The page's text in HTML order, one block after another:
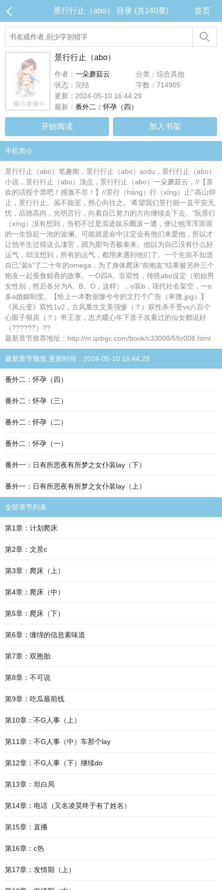
景行行止（abo） 目录 (共140章) 首页
景行行止（abo）
作者： 一朵蘑菇云
分类：综合其他
状态：完结
字数：714905
更新：2024-05-10 16:44:29
最新： 番外二：怀孕（四）
开始阅读 加入书架
手机简介
景行行止（abo）笔趣阁，景行行止（abo）sodu，景行行止（abo）
小说，景行行止（abo）顶点，景行行止（abo）一朵蘑菇云，//【喜
欢的话投个票吧！感激不尽！】//景行（háng）行（xíng）止“‘高山仰
止，景行行止。虽不能至，然心向往之。’希望我们景行能一直平安无
忧，品德高尚，光明言行，向着自己努力的方向继续走下去。”阮景行
（xíng）没有想到，当初不过是混迹娱乐圈滚一遭，便让他浑浑噩噩
的一生惊起一池的波澜。可能就是命中注定会有他们来爱他，所以才
让他半生过得这么凄苦，因为那句否极泰来。他以为自己没有什么好
运气，却没想到，所有的运气，都用来遇到他们了。一个先前不知道
自己“装b”了二十年的omega，为了身体爬床“前炮友”结果被另外三个
炮友一起蚕食鲸吞的故事。一O四A。非双性，传统abo设定（初始男
女性别，然后各分为A、B、O，这样），o装b，现代社会架空，一o
多a婚姻制度。【给上一本数据惨兮兮的文打个广告（卑微.jpg）】
《风云变》双性1v2，古风重生文美强惨（？）双性杀手受vs八百个
心眼子狠戾（？）帝王攻，忠犬暖心年下质子攻看过的仙女都说好
（??????）??
最新章节推荐地址：http://m.qxbgc.com/book/c33008/59z008.html
最新章节预览 更新时间：2024-05-10 16:44:29
番外二：怀孕（四）
番外二：怀孕（三）
番外二：怀孕（二）
番外二：怀孕（一）
番外一：日有所思夜有所梦之女仆装lay（下）
番外一：日有所思夜有所梦之女仆装lay（上）
全部章节列表
第1章：计划爬床
第2章：文景c
第3章：爬床（上）
第4章：爬床（中）
第5章：爬床（下）
第6章：缠绵的信息素味道
第7章：双胞胎
第8章：不可说
第9章：吃瓜最前线
第10章：不G人事（上）
第11章：不G人事（中）车那个lay
第12章：不G人事（下）继续do
第13章：坦白局
第14章：电话（又名凌昊终于有了姓名）
第15章：直播
第16章：c热
第17章：发情期（上）